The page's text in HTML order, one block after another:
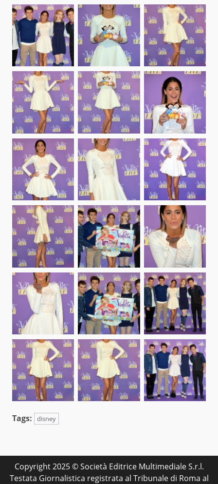
Tags: disney
Copyright 2025 © Società Editrice Multimediale S.r.l.
Testata Giornalistica registrata al Tribunale di Roma al